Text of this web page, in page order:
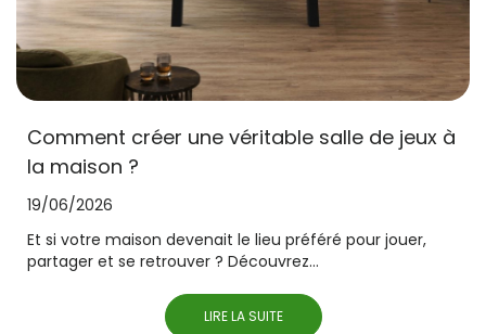
Comment créer une véritable salle de jeux à
la maison ?
19/06/2026
Et si votre maison devenait le lieu préféré pour jouer,
partager et se retrouver ? Découvrez...
LIRE LA SUITE